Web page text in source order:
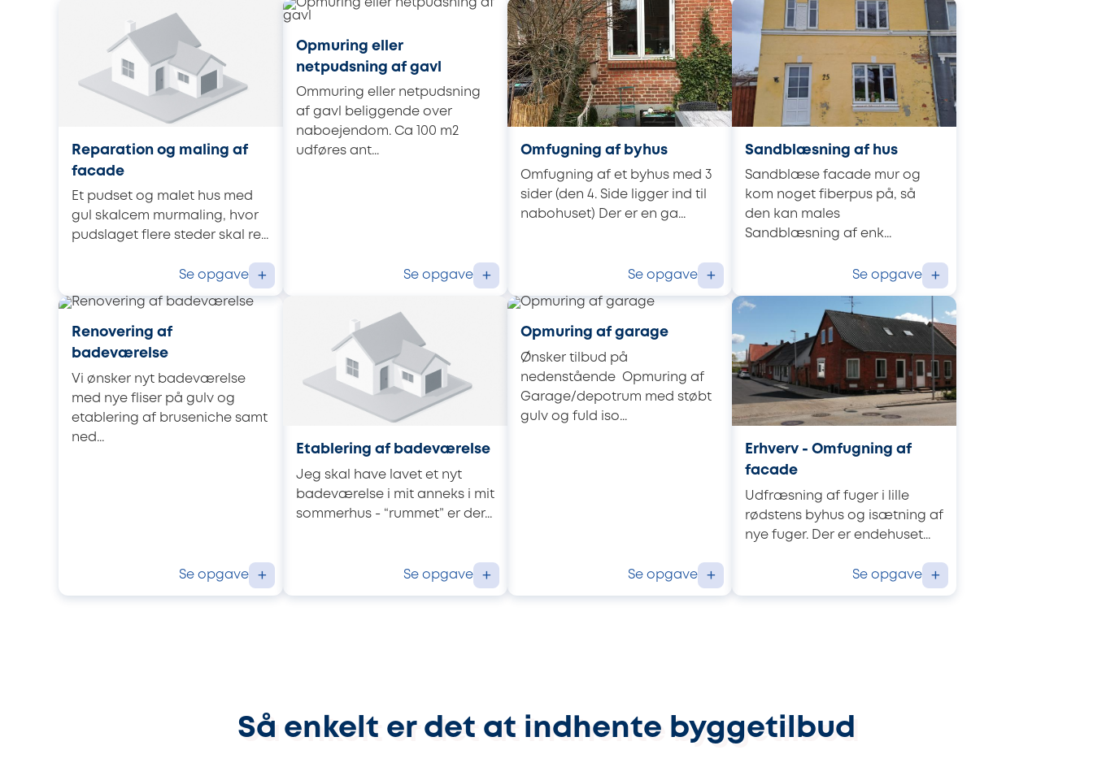
Reparation og maling af
facade
Et pudset og malet hus med
gul skalcem murmaling, hvor
pudslaget flere steder skal re...
Se opgave +
Opmuring eller
netpudsning af gavl
Ommuring eller netpudsning
af gavl beliggende over
naboejendom. Ca 100 m2
udføres ant...
Se opgave +
Omfugning af byhus
Omfugning af et byhus med 3
sider (den 4. Side ligger ind til
nabohuset) Der er en ga...
Se opgave +
Sandblæsning af hus
Sandblæse facade mur og
kom noget fiberpus på, så
den kan males
Sandblæsning af enk...
Se opgave +
Renovering af
badeværelse
Vi ønsker nyt badeværelse
med nye fliser på gulv og
etablering af bruseniche samt
ned...
Se opgave +
Etablering af badeværelse
Jeg skal have lavet et nyt
badeværelse i mit anneks i mit
sommerhus - “rummet” er der...
Se opgave +
Opmuring af garage
Ønsker tilbud på
nedenstående Opmuring af
Garage/depotrum med støbt
gulv og fuld iso...
Se opgave +
Erhverv - Omfugning af
facade
Udfræsning af fuger i lille
rødstens byhus og isætning af
nye fuger. Der er endehuset...
Se opgave +
Så enkelt er det at indhente byggetilbud